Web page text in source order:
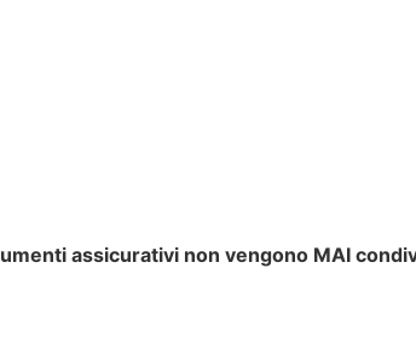
assicurativi non vengono MAI